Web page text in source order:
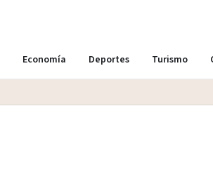
Economía Deportes Turismo